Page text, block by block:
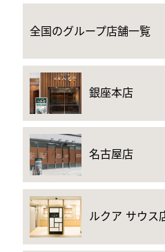
全国のグループ店舗一覧
銀座本店
名古屋店
ルクア サウス